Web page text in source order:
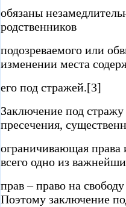
обязаны
родственников
подозреваемого или
изменении места
его под стражей.[3]
Заключение под стражу
пресечения,
ограничивающая права
всего одно из
прав – право на
Поэтому заключение